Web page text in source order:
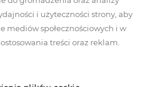
i użyteczności strony, aby
mediów społecznościowych i w
treści oraz reklam.